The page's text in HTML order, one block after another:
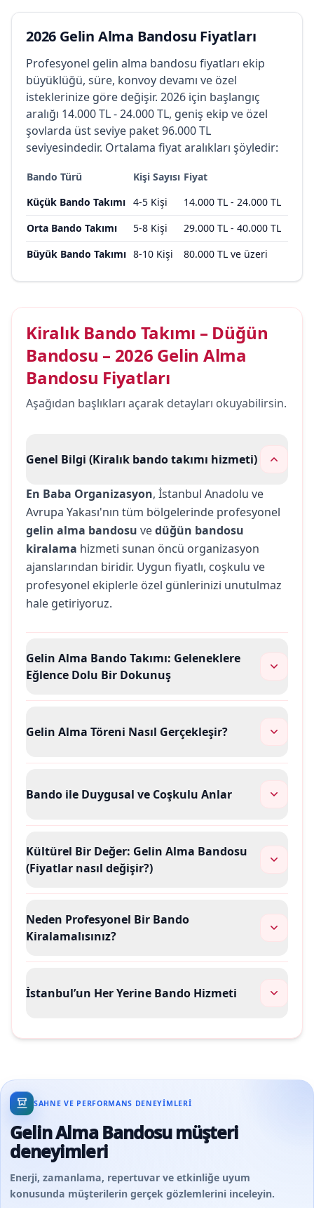
2026 Gelin Alma Bandosu Fiyatları
Profesyonel gelin alma bandosu fiyatları ekip
büyüklüğü, süre, konvoy devamı ve özel
isteklerinize göre değişir. 2026 için başlangıç
aralığı 14.000 TL - 24.000 TL, geniş ekip ve özel
şovlarda üst seviye paket 96.000 TL
seviyesindedir. Ortalama fiyat aralıkları şöyledir:
Bando Türü Kişi Sayısı Fiyat
Küçük Bando Takımı 4-5 Kişi
14.000 TL - 24.000 TL
Orta Bando Takımı
5-8 Kişi
29.000 TL - 40.000 TL
Büyük Bando Takımı 8-10 Kişi 80.000 TL ve üzeri
Kiralık Bando Takımı – Düğün
Bandosu – 2026 Gelin Alma
Bandosu Fiyatları
Aşağıdan başlıkları açarak detayları okuyabilirsin.
Genel Bilgi (Kiralık bando takımı hizmeti)
En Baba Organizasyon, İstanbul Anadolu ve
Avrupa Yakası'nın tüm bölgelerinde profesyonel
gelin alma bandosu vedüğün bandosu
kiralama hizmeti sunan öncü organizasyon
ajanslarından biridir. Uygun fiyatlı, coşkulu ve
profesyonel ekiplerle özel günlerinizi unutulmaz
hale getiriyoruz.
Gelin Alma Bando Takımı: Geleneklere
Eğlence Dolu Bir Dokunuş
Gelin Alma Töreni Nasıl Gerçekleşir?
Bando ile Duygusal ve Coşkulu Anlar
Kültürel Bir Değer: Gelin Alma Bandosu
(Fiyatlar nasıl değişir?)
Neden Profesyonel Bir Bando
Kiralamalısınız?
İstanbul’un Her Yerine Bando Hizmeti
SAHNE VE PERFORMANS DENEYIMLERI
Gelin Alma Bandosu müşteri
deneyimleri
Enerji, zamanlama, repertuvar ve etkinliğe uyum
konusunda müşterilerin gerçek gözlemlerini inceleyin.